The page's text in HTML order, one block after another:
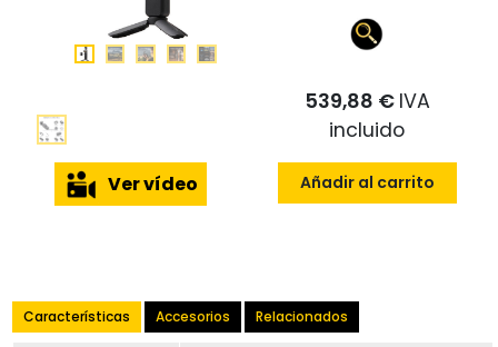
Ver vídeo
539,88 € IVA
incluido
Añadir al carrito
Características Accesorios Relacionados